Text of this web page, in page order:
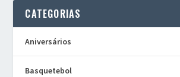
CATEGORIAS
Aniversários
Basquetebol